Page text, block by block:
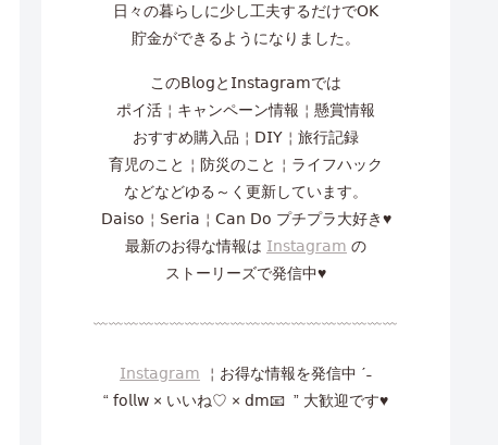
日々の暮らしに少し工夫するだけで𝖮𝖪
貯金ができるようになりました。
この𝖡𝗅𝗈𝗀と𝖨𝗇𝗌𝗍𝖺𝗀𝗋𝖺𝗆では
ポイ活￤キャンペーン情報￤懸賞情報
おすすめ購入品￤𝖣𝖨𝖸￤旅行記録
育児のこと￤防災のこと￤ライフハック
などなどゆる～く更新しています。
𝖣𝖺𝗂𝗌𝗈￤𝖲𝖾𝗋𝗂𝖺￤𝖢𝖺𝗇 𝖣𝗈 プチプラ大好き♥
最新のお得な情報は 𝖨𝗇𝗌𝗍𝖺𝗀𝗋𝖺𝗆 の
ストーリーズで発信中♥
﹏﹏﹏﹏﹏﹏﹏﹏﹏﹏﹏﹏﹏﹏﹏﹏﹏﹏﹏﹏
𝖨𝗇𝗌𝗍𝖺𝗀𝗋𝖺𝗆 ￤お得な情報を発信中 ˊ˗
“ 𝖿𝗈𝗅𝗅𝗐 × いいね♡ × 𝖽𝗆📧 ” 大歓迎です♥